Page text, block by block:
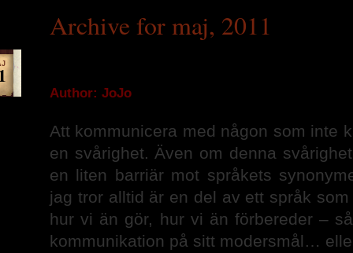
Archive for maj, 2011
Author: JoJo
Att kommunicera med någon som inte
en svårighet. Även om denna
en liten barriär mot språkets
jag tror alltid är en del av ett språk
hur vi än gör, hur vi än förbereder –
kommunikation på sitt modersmål…